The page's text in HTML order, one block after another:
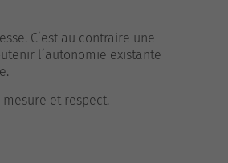
C’est au contraire une
l’autonomie existante
et respect.